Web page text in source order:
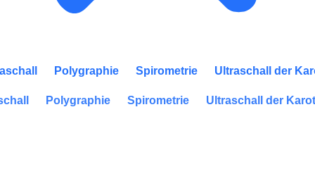
Polygraphie Spirometrie Ultraschall der
Polygraphie Spirometrie Ultraschall der